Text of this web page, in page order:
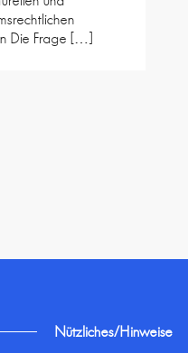
Die Frage […]
Nützliches/Hinweise